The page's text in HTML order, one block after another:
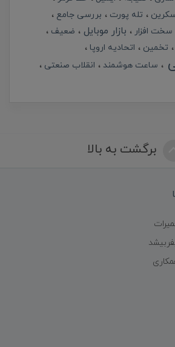
تله پورت
بررسی جامع
سخت افزار بازار موبایل ضعیف
تخمین اتحادیه اروپا
ساعت هوشمند
انقلاب صنعتی
برگشت به بالا